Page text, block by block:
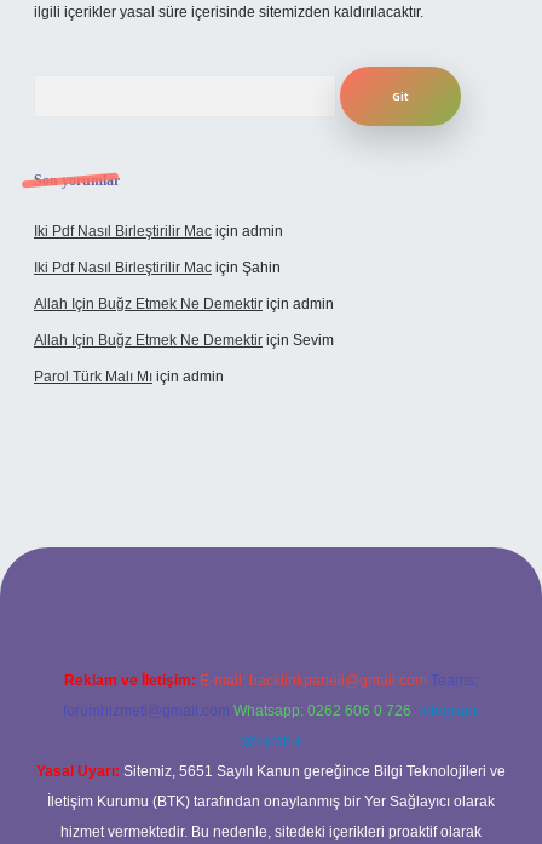
ilgili içerikler yasal süre içerisinde sitemizden kaldırılacaktır.
Son yorumlar
Iki Pdf Nasıl Birleştirilir Mac için admin
Iki Pdf Nasıl Birleştirilir Mac için Şahin
Allah Için Buğz Etmek Ne Demektir için admin
Allah Için Buğz Etmek Ne Demektir için Sevim
Parol Türk Malı Mı için admin
Reklam ve İletişim: E-mail: backlinkpaneli@gmail.com Teams:
forumhizmeti@gmail.com Whatsapp: 0262 606 0 726 Telegram:
@karabul
Yasal Uyarı: Sitemiz, 5651 Sayılı Kanun gereğince Bilgi Teknolojileri ve
İletişim Kurumu (BTK) tarafından onaylanmış bir Yer Sağlayıcı olarak
hizmet vermektedir. Bu nedenle, sitedeki içerikleri proaktif olarak